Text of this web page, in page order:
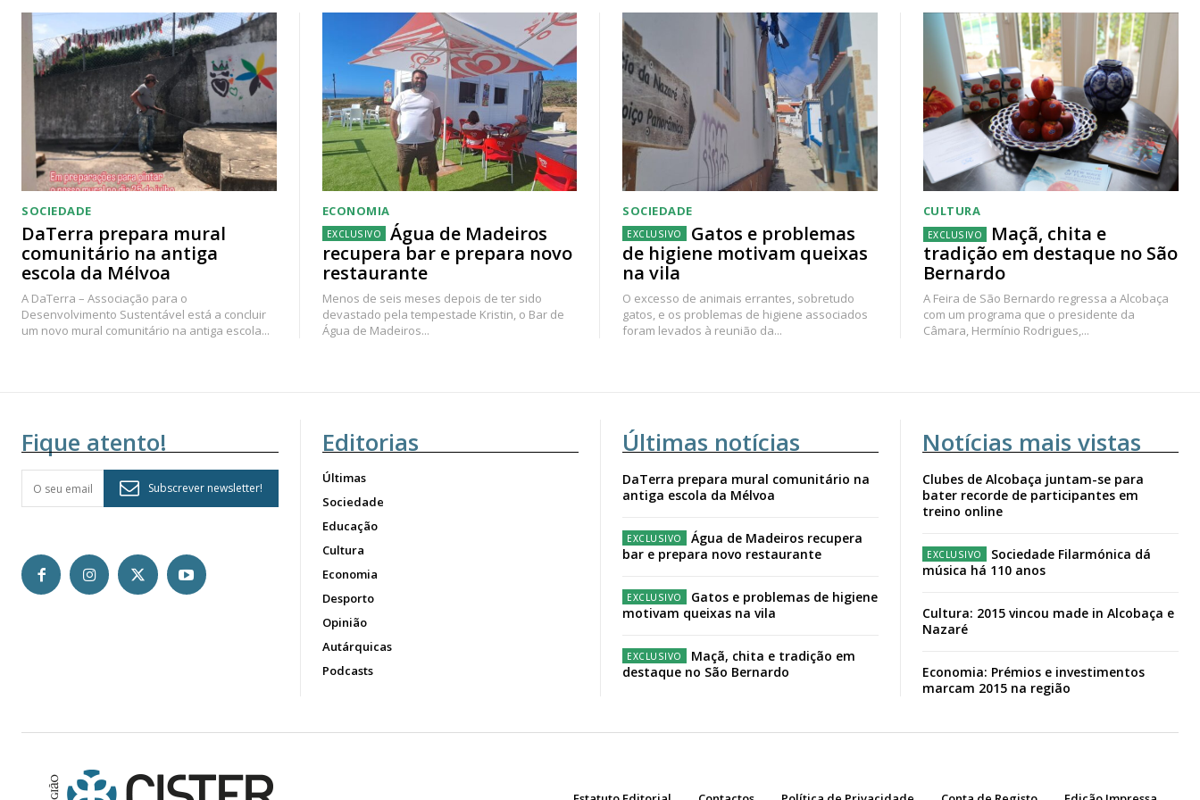
SOCIEDADE
DaTerra prepara mural
comunitário na antiga
escola da Mélvoa
A DaTerra – Associação para o
Desenvolvimento Sustentável está a concluir
um novo mural comunitário na antiga escola...
ECONOMIA
Água de Madeiros
recupera bar e prepara novo
restaurante
Menos de seis meses depois de ter sido
devastado pela tempestade Kristin, o Bar de
Água de Madeiros...
SOCIEDADE
Gatos e problemas
de higiene motivam queixas
na vila
O excesso de animais errantes, sobretudo
gatos, e os problemas de higiene associados
foram levados à reunião da...
CULTURA
Maçã, chita e
tradição em destaque no São
Bernardo
A Feira de São Bernardo regressa a Alcobaça
com um programa que o presidente da
Câmara, Hermínio Rodrigues,...
Fique atento!
Subscrever newsletter!
Editorias
Últimas
Sociedade
Educação
Cultura
Economia
Desporto
Opinião
Autárquicas
Podcasts
Últimas notícias
DaTerra prepara mural comunitário na
antiga escola da Mélvoa
Água de Madeiros recupera
bar e prepara novo restaurante
Gatos e problemas de higiene
motivam queixas na vila
Maçã, chita e tradição em
destaque no São Bernardo
Notícias mais vistas
Clubes de Alcobaça juntam-se para
bater recorde de participantes em
treino online
Sociedade Filarmónica dá
música há 110 anos
Cultura: 2015 vincou made in Alcobaça e
Nazaré
Economia: Prémios e investimentos
marcam 2015 na região